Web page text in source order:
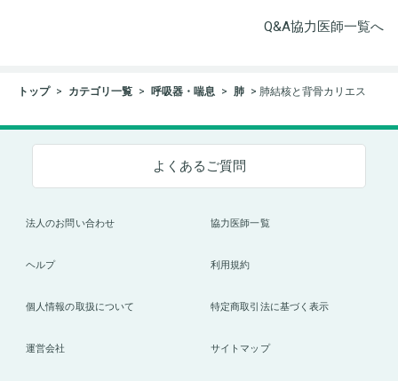
Q&A協力医師一覧へ
トップ カテゴリ一覧 呼吸器・喘息 肺 肺結核と背骨カリエス
よくあるご質問
法人のお問い合わせ 協力医師一覧
ヘルプ 利用規約
個人情報の取扱について 特定商取引法に基づく表示
運営会社 サイトマップ